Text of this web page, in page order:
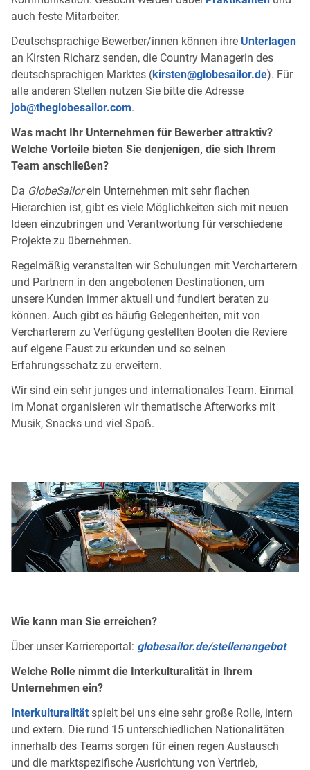
auch feste Mitarbeiter.
Deutschsprachige Bewerber/innen können ihre Unterlagen
an Kirsten Richarz senden, die Country Managerin des
deutschsprachigen Marktes (kirsten@globesailor.de). Für
alle anderen Stellen nutzen Sie bitte die Adresse
job@theglobesailor.com.
Was macht Ihr Unternehmen für Bewerber attraktiv?
Welche Vorteile bieten Sie denjenigen, die sich Ihrem
Team anschließen?
Da GlobeSailorein Unternehmen mit sehr flachen
Hierarchien ist, gibt es viele Möglichkeiten sich mit neuen
Ideen einzubringen und Verantwortung für verschiedene
Projekte zu übernehmen.
Regelmäßig veranstalten wir Schulungen mit Vercharterern
und Partnern in den angebotenen Destinationen, um
unsere Kunden immer aktuell und fundiert beraten zu
können. Auch gibt es häufig Gelegenheiten, mit von
Vercharterern zu Verfügung gestellten Booten die Reviere
auf eigene Faust zu erkunden und so seinen
Erfahrungsschatz zu erweitern.
Wir sind ein sehr junges und internationales Team. Einmal
im Monat organisieren wir thematische Afterworks mit
Musik, Snacks und viel Spaß.
Wie kann man Sie erreichen?
Über unser Karriereportal: globesailor.de/stellenangebot
Welche Rolle nimmt die Interkulturalität in Ihrem
Unternehmen ein?
Interkulturalität spielt bei uns eine sehr große Rolle, intern
und extern. Die rund 15 unterschiedlichen Nationalitäten
innerhalb des Teams sorgen für einen regen Austausch
und die marktspezifische Ausrichtung von Vertrieb,